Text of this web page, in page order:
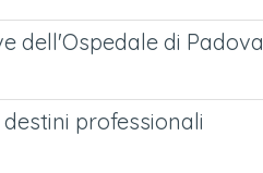
dell'Ospedale di Padova
professionali